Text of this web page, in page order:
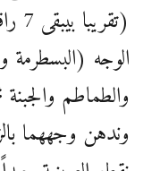
الوجه (البسطرمة
والطماطم
وندهن وجههما